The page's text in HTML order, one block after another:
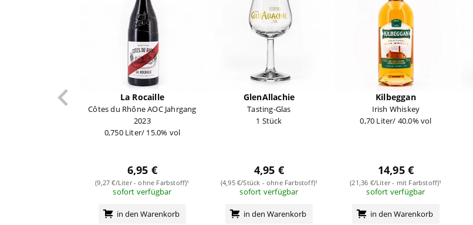
La Rocaille
Côtes du Rhône AOC Jahrgang
2023
0,750 Liter/ 15.0% vol
6,95 €
(9,27 €/Liter - ohne Farbstoff)¹
sofort verfügbar
in den Warenkorb
GlenAllachie
Tasting-Glas
1 Stück
4,95 €
(4,95 €/Stück - ohne Farbstoff)¹
sofort verfügbar
in den Warenkorb
Kilbeggan
Irish Whiskey
0,70 Liter/ 40.0% vol
14,95 €
(21,36 €/Liter - mit Farbstoff)¹
sofort verfügbar
in den Warenkorb